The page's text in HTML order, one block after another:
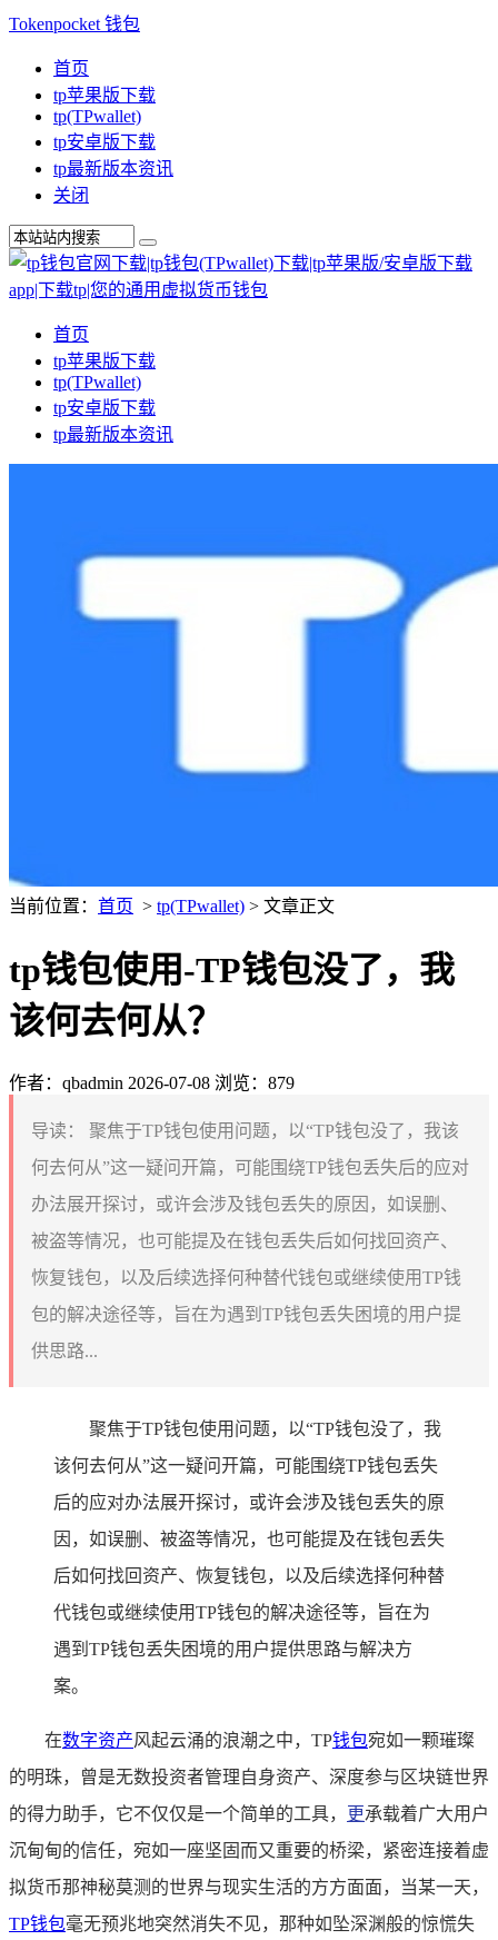
Tokenpocket 钱包
首页
tp苹果版下载
tp(TPwallet)
tp安卓版下载
tp最新版本资讯
关闭
首页
tp苹果版下载
tp(TPwallet)
tp安卓版下载
tp最新版本资讯
当前位置： 首页 > tp(TPwallet) > 文章正文
tp钱包使用-TP钱包没了，我
该何去何从？
作者：qbadmin 2026-07-08 浏览：879
导读：
聚焦于TP钱包使用问题，以“TP钱包没了，我该
何去何从”这一疑问开篇，可能围绕TP钱包丢失后的应对
办法展开探讨，或许会涉及钱包丢失的原因，如误删、
被盗等情况，也可能提及在钱包丢失后如何找回资产、
恢复钱包，以及后续选择何种替代钱包或继续使用TP钱
包的解决途径等，旨在为遇到TP钱包丢失困境的用户提
供思路...
聚焦于TP钱包使用问题，以“TP钱包没了，我
该何去何从”这一疑问开篇，可能围绕TP钱包丢失
后的应对办法展开探讨，或许会涉及钱包丢失的原
因，如误删、被盗等情况，也可能提及在钱包丢失
后如何找回资产、恢复钱包，以及后续选择何种替
代钱包或继续使用TP钱包的解决途径等，旨在为
遇到TP钱包丢失困境的用户提供思路与解决方
案。
在数字资产风起云涌的浪潮之中，TP钱包宛如一颗璀璨
的明珠，曾是无数投资者管理自身资产、深度参与区块链世界
的得力助手，它不仅仅是一个简单的工具，
更承载着广大用户
沉甸甸的信任，宛如一座坚固而又重要的桥梁，紧密连接着虚
拟货币那神秘莫测的世界与现实生活的方方面面，当某一天，
TP钱包毫无预兆地突然消失不见，那种如坠深渊般的惊慌失